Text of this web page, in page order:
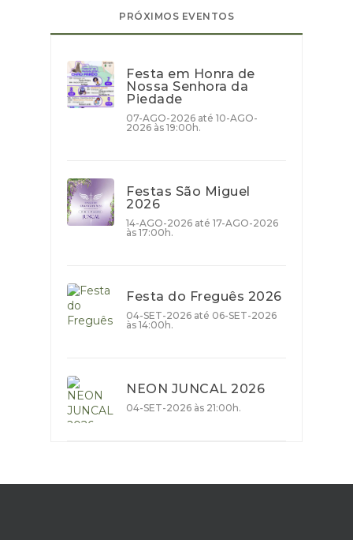
PRÓXIMOS EVENTOS
Festa em Honra de
Nossa Senhora da
Piedade
07-AGO-2026 até 10-AGO-
2026 às 19:00h.
Festas São Miguel
2026
14-AGO-2026 até 17-AGO-2026
às 17:00h.
Festa do Freguês 2026
04-SET-2026 até 06-SET-2026
às 14:00h.
NEON JUNCAL 2026
04-SET-2026 às 21:00h.